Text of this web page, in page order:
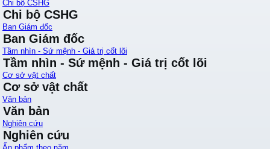
Chi bộ CSHG
Chi bộ CSHG
Ban Giám đốc
Ban Giám đốc
Tầm nhìn - Sứ mệnh - Giá trị cốt lõi
Tầm nhìn - Sứ mệnh - Giá trị cốt lõi
Cơ sở vật chất
Cơ sở vật chất
Văn bản
Văn bản
Nghiên cứu
Nghiên cứu